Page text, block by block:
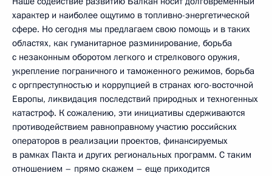
характер и наиболее ощутимо в топливно-энергетической
сфере. Но сегодня мы предлагаем свою помощь и в таких
областях, как гуманитарное разминирование, борьба
с незаконным оборотом легкого и стрелкового оружия,
укрепление пограничного и таможенного режимов, борьба
с оргпреступностью и коррупцией в странах юго-восточной
Европы, ликвидация последствий природных и техногенных
катастроф. К сожалению, эти инициативы сдерживаются
противодействием равноправному участию российских
операторов в реализации проектов, финансируемых
в рамках Пакта и других региональных программ. С таким
отношением – прямо скажем – еще приходится